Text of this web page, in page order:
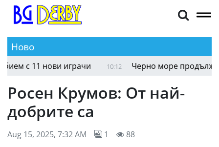
Ново
10:24 Цветомир Найденов се радва: Два мача си бием
Росен Крумов: От най-
добрите са
Aug 15, 2025, 7:32 AM 1 88